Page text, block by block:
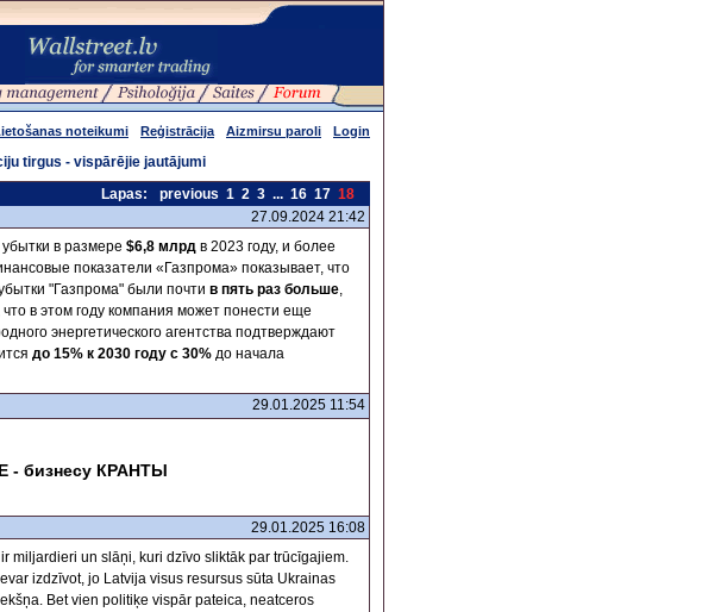
noteikumi Reģistrācija Aizmirsu paroli Login
tirgus - vispārējie jautājumi
Lapas:
previous 1 2 3 ... 16 17 18
27.09.2024 21:42
в размере $6,8 млрд в 2023 году, и более
показатели «Газпрома» показывает, что
"Газпрома" были почти в пять раз больше,
в этом году компания может понести еще
энергетического агентства подтверждают
до 15% к 2030 году с 30% до начала
29.01.2025 11:54
- бизнесу КРАНТЫ
29.01.2025 16:08
miljardieri un slāņi, kuri dzīvo sliktāk par trūcīgajiem.
izdzīvot, jo Latvija visus resursus sūta Ukrainas
Bet vien politiķe vispār pateica, neatceros